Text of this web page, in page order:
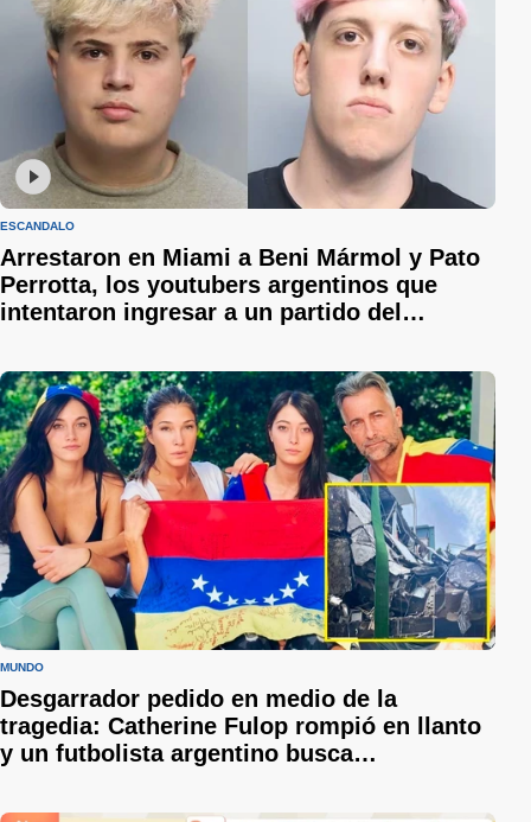
ESCÁNDALO
Arrestaron en Miami a Beni Mármol y Pato
Perrotta, los youtubers argentinos que
intentaron ingresar a un partido del
MUNDO
Desgarrador pedido en medio de la
tragedia: Catherine Fulop rompió en llanto
y un futbolista argentino busca
Venezuela